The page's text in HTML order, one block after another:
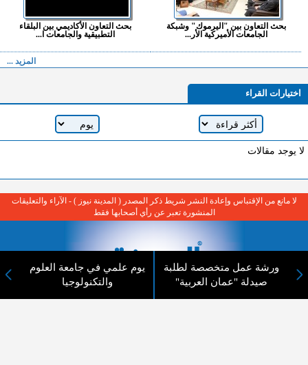
بحث التعاون بين "اليرموك" وشبكة
الجامعات الأميركية الأر...
بحث التعاون الأكاديمي بين البلقاء
التطبيقية والجامعات ا...
المزيد ...
اختيارات القراء
لا يوجد مقالات
ورشة عمل متخصصة لطلبة
صيدلة "عمان العربية"
يوم علمي في جامعة العلوم
والتكنولوجيا
لا مانع من الإقتباس وإعادة النشر شريط ذكر المصدر ( المدينة نيوز ) - الآراء والتعليقات
المنشورة تعبر عن رأي أصحابها فقط